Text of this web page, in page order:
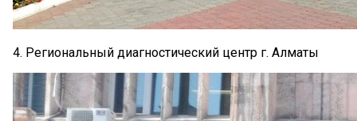
4. Региональный диагностический центр г. Алматы